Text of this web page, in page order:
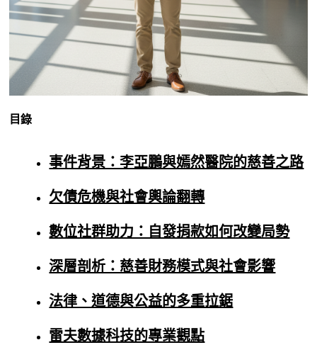
目錄
事件背景：李亞鵬與嫣然醫院的慈善之路
欠債危機與社會輿論翻轉
數位社群助力：自發捐款如何改變局勢
深層剖析：慈善財務模式與社會影響
法律、道德與公益的多重拉鋸
雷夫數據科技的專業觀點